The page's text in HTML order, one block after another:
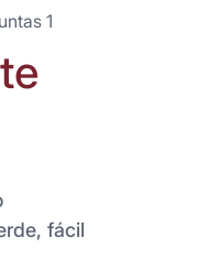
1
fácil